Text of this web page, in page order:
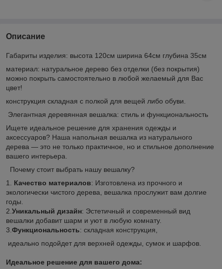
Описание
Габариты изделия: высота 120см ширина 64см глубина 35см
материал: натуральное дерево без отделки (без покрытия)
можно покрыть самостоятельно в любой желаемый для Вас
цвет!
конструкция складная с полкой для вещей либо обуви.
Элегантная деревянная вешалка: стиль и функциональность
Ищете идеальное решение для хранения одежды и
аксессуаров? Наша напольная вешалка из натурального
дерева — это не только практичное, но и стильное дополнение
вашего интерьера.
Почему стоит выбрать нашу вешалку?
1. Качество материалов: Изготовлена из прочного и
экологически чистого дерева, вешалка прослужит вам долгие
годы.
2. Уникальный дизайн: Эстетичный и современный вид
вешалки добавит шарм и уют в любую комнату.
3. Функциональность: складная конструкция,
идеально подойдет для верхней одежды, сумок и шарфов.
Идеальное решение для вашего дома: